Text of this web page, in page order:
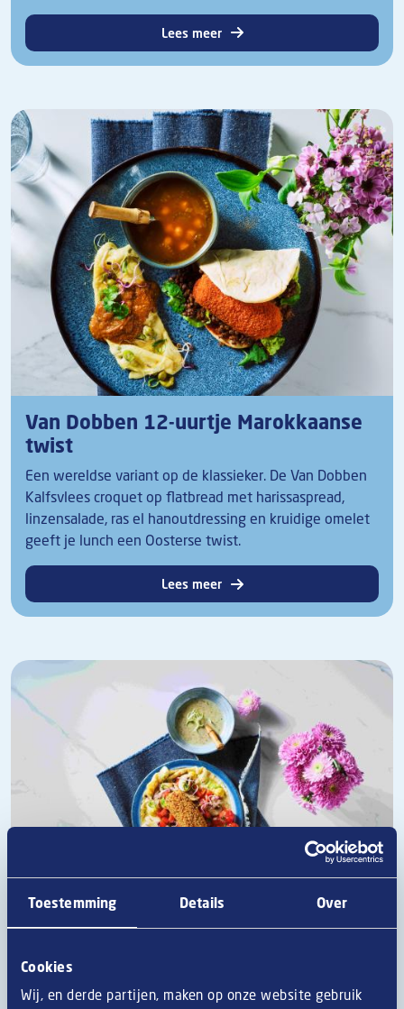
Toestemming Details Over
Cookies
Wij, en derde partijen, maken op onze website gebruik
Lees meer
Van Dobben 12-uurtje Marokkaanse
twist
Een wereldse variant op de klassieker. De Van Dobben
Kalfsvlees croquet op flatbread met harissaspread,
linzensalade, ras el hanoutdressing en kruidige omelet
geeft je lunch een Oosterse twist.
Lees meer
Van Dobben Vegan Croquet 12-uurtje
Het Van Dobben veganistische croquet 12-uurtje met